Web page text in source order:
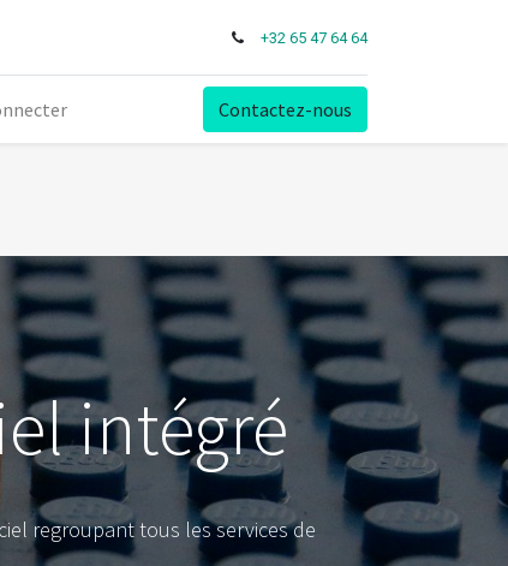
+32 65 47 64 64
Contactez-nous
intégré
regroupant tous les services de